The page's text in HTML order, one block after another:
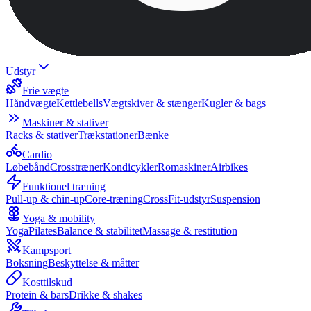
Udstyr
Frie vægte
HåndvægteKettlebellsVægtskiver & stængerKugler & bags
Maskiner & stativer
Racks & stativerTrækstationerBænke
Cardio
LøbebåndCrosstrænerKondicyklerRomaskinerAirbikes
Funktionel træning
Pull-up & chin-upCore-træningCrossFit-udstyrSuspension
Yoga & mobility
YogaPilatesBalance & stabilitetMassage & restitution
Kampsport
BoksningBeskyttelse & måtter
Kosttilskud
Protein & barsDrikke & shakes